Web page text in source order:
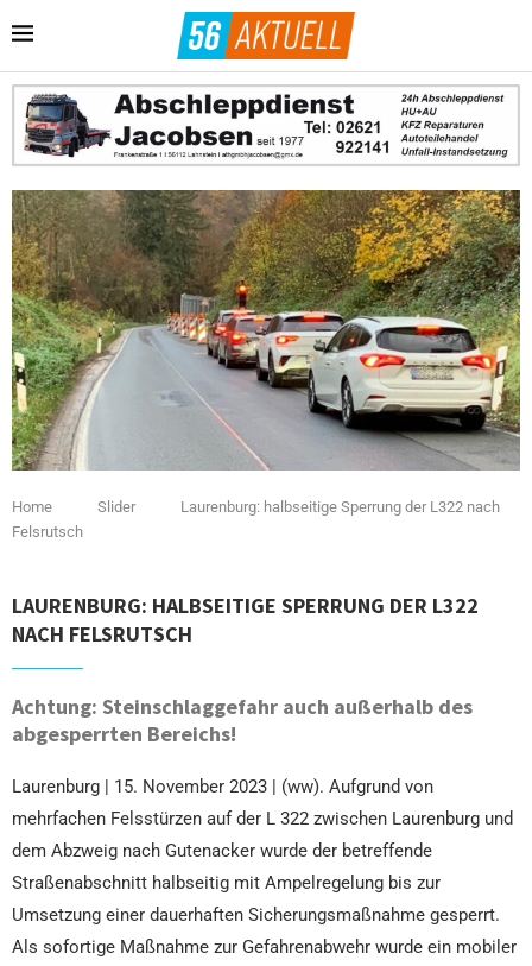
Home Slider
Laurenburg: halbseitige Sperrung der L322 nach
Felsrutsch
LAURENBURG: HALBSEITIGE SPERRUNG DER L322
NACH FELSRUTSCH
Achtung: Steinschlaggefahr auch außerhalb des
abgesperrten Bereichs!
Laurenburg | 15. November 2023 | (ww). Aufgrund von
mehrfachen Felsstürzen auf der L 322 zwischen Laurenburg und
dem Abzweig nach Gutenacker wurde der betreffende
Straßenabschnitt halbseitig mit Ampelregelung bis zur
Umsetzung einer dauerhaften Sicherungsmaßnahme gesperrt.
Als sofortige Maßnahme zur Gefahrenabwehr wurde ein mobiler